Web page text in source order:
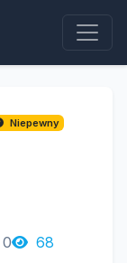
Niepewny
0 68